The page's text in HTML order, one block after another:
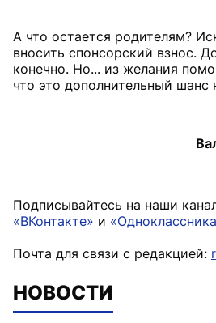
А что остается родителям?
вносить спонсорский взнос.
конечно. Но... из желания
что это дополнительный шанс
Подписывайтесь на наши
«ВКонтакте» и
Почта для связи с редакцией:
НОВОСТИ